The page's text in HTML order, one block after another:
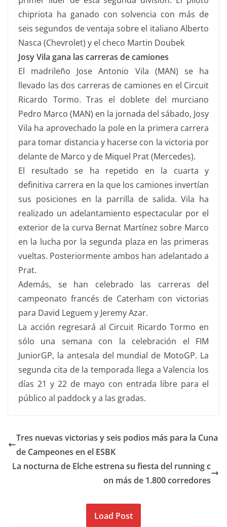
chipriota ha ganado con solvencia con más de
seis segundos de ventaja sobre el italiano Alberto
Nasca (Chevrolet) y el checo Martin Doubek
Josy Vila gana las carreras de camiones
El madrileño Jose Antonio Vila (MAN) se ha
llevado las dos carreras de camiones en el Circuit
Ricardo Tormo. Tras el doblete del murciano
Pedro Marco (MAN) en la jornada del sábado, Josy
Vila ha aprovechado la pole en la primera carrera
para tomar distancia y hacerse con la victoria por
delante de Marco y de Miquel Prat (Mercedes).
El resultado se ha repetido en la cuarta y
definitiva carrera en la que los camiones invertían
sus posiciones en la parrilla de salida. Vila ha
realizado un adelantamiento espectacular por el
exterior de la curva Bernat Martínez sobre Marco
en la lucha por la segunda plaza en las primeras
vueltas. Posteriormente ambos han adelantado a
Prat.
Además, se han celebrado las carreras del
campeonato francés de Caterham con victorias
para David Leguem y Jeremy Azar.
La acción regresará al Circuit Ricardo Tormo en
sólo una semana con la celebración el FIM
JuniorGP, la antesala del mundial de MotoGP. La
segunda cita de la temporada llega a Valencia los
días 21 y 22 de mayo con entrada libre para el
público al paddock y a las gradas.
Tres nuevas victorias y seis podios más para la Cuna
de Campeones en el ESBK
La nocturna de Elche estrena su fiesta del running c
on más de 1.800 corredores
Load Post